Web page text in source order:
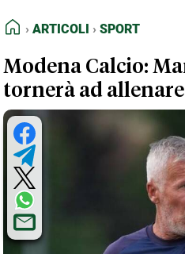
FEED RSS
NORMATIVE
TERMINI e CONDIZIONI
HOME
ARTICOLI SPORT
Modena Calcio:
tornerà ad